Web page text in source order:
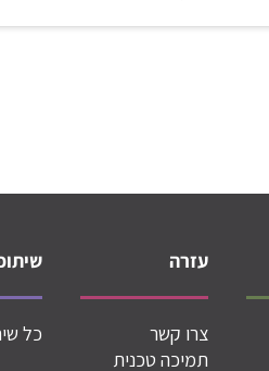
עזרה
צרו קשר
תמיכה טכנית
כל